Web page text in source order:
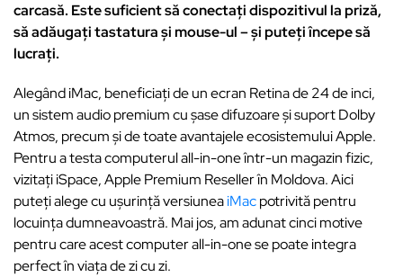
carcasă. Este suficient să conectați dispozitivul la priză,
să adăugați tastatura și mouse-ul – și puteți începe să
lucrați.
Alegând iMac, beneficiați de un ecran Retina de 24 de inci,
un sistem audio premium cu șase difuzoare și suport Dolby
Atmos, precum și de toate avantajele ecosistemului Apple.
Pentru a testa computerul all-in-one într-un magazin fizic,
vizitați iSpace, Apple Premium Reseller în Moldova. Aici
puteți alege cu ușurință versiuneaiMacpotrivită pentru
locuința dumneavoastră. Mai jos, am adunat cinci motive
pentru care acest computer all-in-one se poate integra
perfect în viața de zi cu zi.